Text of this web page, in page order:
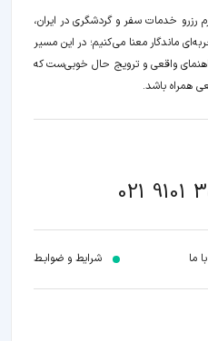
رزرو خدمات سفر و گردشگری در ایران،
ماندگار معنا می‌کنیم؛ در این مسیر‍
راهنمای واقعی و ترویج حال خوبی‌ست که
همراه باشد.
021 9101
ما شرایط و ضوابـط